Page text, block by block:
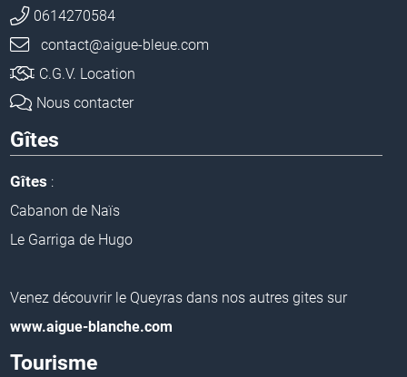
0614270584
contact@aigue-bleue.com
C.G.V. Location
Nous contacter
Gîtes
Gîtes :
Cabanon de Naïs
Le Garriga de Hugo
Venez découvrir le Queyras dans nos autres gites sur
www.aigue-blanche.com
Tourisme